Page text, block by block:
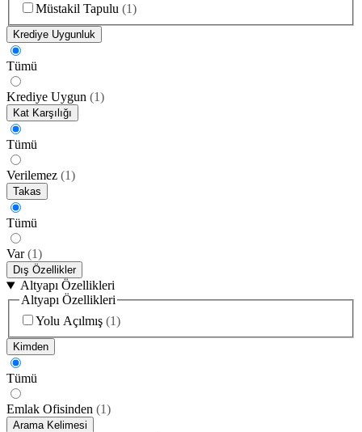
Müstakil Tapulu (1)
Krediye Uygunluk
Tümü
Krediye Uygun (1)
Kat Karşılığı
Tümü
Verilemez (1)
Takas
Tümü
Var (1)
Dış Özellikler
Altyapı Özellikleri
Altyapı Özellikleri
Yolu Açılmış (1)
Kimden
Tümü
Emlak Ofisinden (1)
Arama Kelimesi